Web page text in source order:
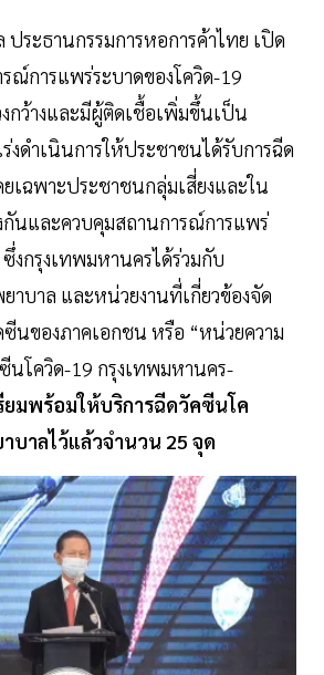
ระธานกรรมการหอการค้าไทย เปิด
ณ์การแพร่ระบาดของโควิด-19
กว้างและมีผู้ติดเชื้อเพิ่มขึ้นเป็น
งดำเนินการให้ประชาชนได้รับการฉีด
เฉพาะประชาชนกลุ่มเสี่ยงและใน
นและควบคุมสถานการณ์การแพร่
ซึ่งกรุงเทพมหานครได้ร่วมกับ
าบาล และหน่วยงานที่เกี่ยวข้องจัด
นของภาคเอกชน หรือ “หน่วยความ
นโควิด-19 กรุงเทพมหานคร-
ยมพร้อมให้บริการฉีดวัคซีนโค
บาลไว้แล้วจำนวน 25 จุด